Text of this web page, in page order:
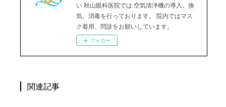
い 秋山眼科医院では 空気清浄機の導入、換
気、消毒を行っております。 院内ではマス
ク着用、問診をお願いしています。
フォロー
関連記事